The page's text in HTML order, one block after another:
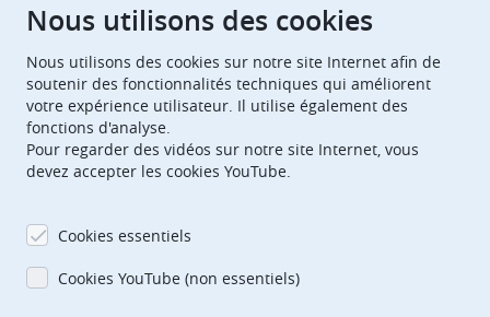
European Patent Office EPO Jobs
EuropeanPatentOffice
EPOorg EPOjobs
Nous utilisons des cookies
Nous utilisons des cookies sur notre site Internet afin de
soutenir des fonctionnalités techniques qui améliorent
votre expérience utilisateur. Il utilise également des
fonctions d'analyse.
Pour regarder des vidéos sur notre site Internet, vous
devez accepter les cookies YouTube.
Cookies essentiels
Cookies YouTube (non essentiels)